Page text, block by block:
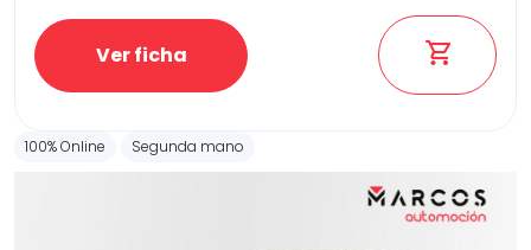
Ver ficha
100% Online Segunda mano